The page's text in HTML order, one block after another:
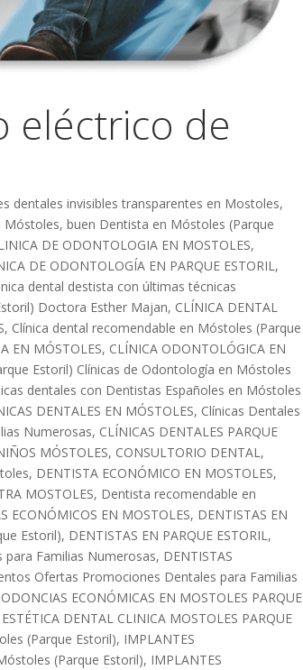
eléctrico de
dentales invisibles transparentes en Mostoles,
Móstoles,buen Dentista en Móstoles (Parque
DE ODONTOLOGIA EN MOSTOLES,
DE ODONTOLOGÍA EN PARQUE ESTORIL,
dental destista con últimas técnicas
Doctora Esther Majan, CLÍNICA DENTAL
, Clínica dental recomendable en Móstoles (Parque
EN MÓSTOLES, CLÍNICA ODONTOLÓGICA EN
Estoril) Clínicas de Odontología en Móstoles
dentales con Dentistas Españoles en Móstoles
DENTALES EN MÓSTOLES, Clínicas Dentales
Numerosas, CLÍNICAS DENTALES PARQUE
MÓSTOLES, CONSULTORIO DENTAL,
, DENTISTA ECONÓMICO EN MOSTOLES,
MOSTOLES, Dentista recomendable en
ECONÓMICOS EN MOSTOLES, DENTISTAS EN
Estoril), DENTISTAS EN PARQUE ESTORIL,
para Familias Numerosas, DENTISTAS
Ofertas Promociones Dentales para Familias
ECONÓMICAS EN MOSTOLES PARQUE
ESTÉTICA DENTAL CLINICA MOSTOLES PARQUE
(Parque Estoril), IMPLANTES
(Parque Estoril), IMPLANTES